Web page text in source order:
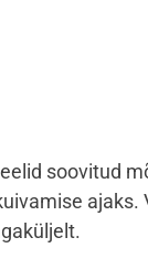
soovitud
ajaks.